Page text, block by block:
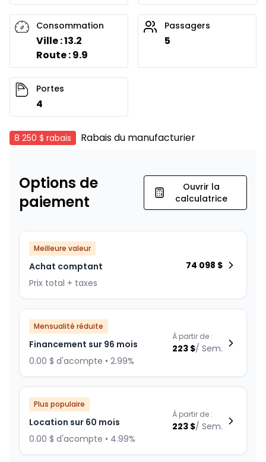
Consommation
Ville : 13.2
Route : 9.9
Passagers
5
Portes
4
8 250 $ rabais Rabais du manufacturier
Options de
paiement
Ouvrir la
calculatrice
Meilleure valeur
Achat comptant
Prix total + taxes
74 098 $
Mensualité réduite
Financement sur 96 mois
0.00 $ d'acompte • 2.99%
À partir de :
223 $/ Sem.
Plus populaire
Location sur 60 mois
0.00 $ d'acompte • 4.99%
À partir de :
223 $/ Sem.